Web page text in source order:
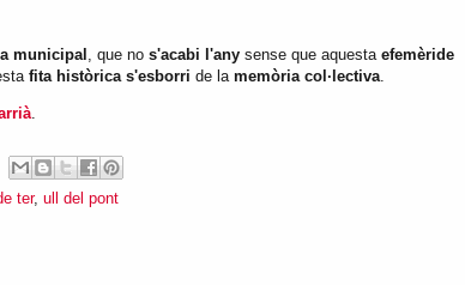
municipal , que no s'acabi l'any sense que aquesta efemèride
fita històrica s'esborri de la memòria col·lectiva
ter, ull del pont